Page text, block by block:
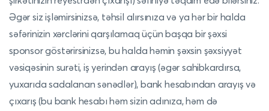
Əgər siz işləmirsinizsə, təhsil alırsınıza və ya hər bir halda
səfərinizin xərclərini qarşılamaq üçün başqa bir şəxsi
sponsor göstərirsinizsə, bu halda həmin şəxsin şəxsiyyət
vəsiqəsinin surəti, iş yerindən arayış (əgər sahibkardırsa,
yuxarıda sadalanan sənədlər), bank hesabından arayış və
çıxarış (bu bank hesabı həm sizin adınıza, həm də